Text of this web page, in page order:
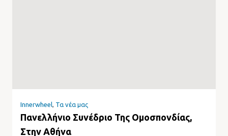
Innerwheel, Τα νέα μας
Πανελλήνιο Συνέδριο Της Ομοσπονδίας,
Στην Αθήνα